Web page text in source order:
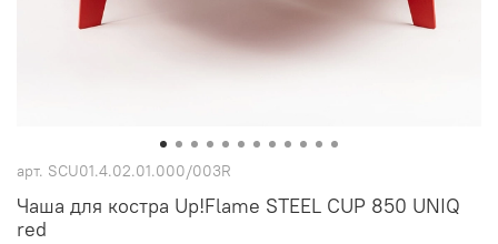
арт. SCU01.4.02.01.000/003R
Чаша для костра Up!Flame STEEL CUP 850 UNIQ
red